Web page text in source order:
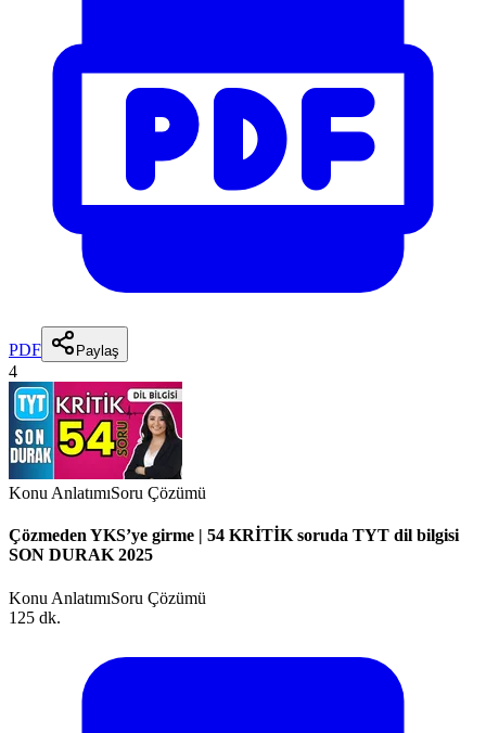
PDF Paylaş
4
Konu AnlatımıSoru Çözümü
Çözmeden YKS’ye girme | 54 KRİTİK soruda TYT dil bilgisi
SON DURAK 2025
Konu AnlatımıSoru Çözümü
125 dk.